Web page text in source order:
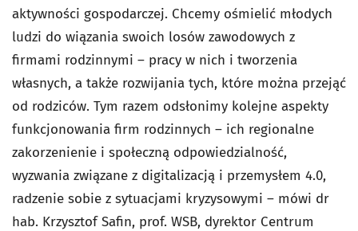
aktywności gospodarczej. Chcemy ośmielić młodych
ludzi do wiązania swoich losów zawodowych z
firmami rodzinnymi – pracy w nich i tworzenia
własnych, a także rozwijania tych, które można przejąć
od rodziców. Tym razem odsłonimy kolejne aspekty
funkcjonowania firm rodzinnych – ich regionalne
zakorzenienie i społeczną odpowiedzialność,
wyzwania związane z digitalizacją i przemysłem 4.0,
radzenie sobie z sytuacjami kryzysowymi – mówi dr
hab. Krzysztof Safin, prof. WSB, dyrektor Centrum